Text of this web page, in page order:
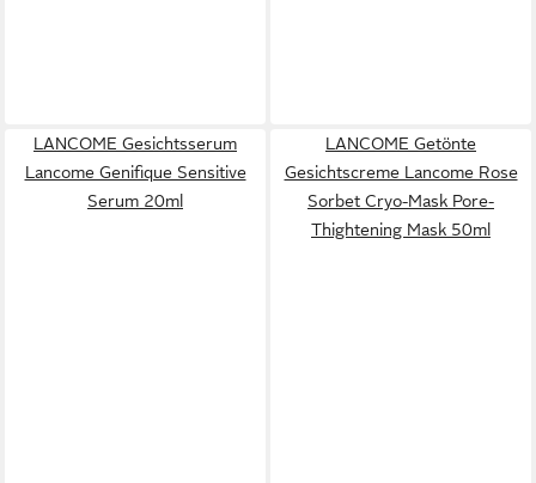
LANCOME Gesichtsserum
Lancome Genifique Sensitive
Serum 20ml
LANCOME Getönte
Gesichtscreme Lancome Rose
Sorbet Cryo-Mask Pore-
Thightening Mask 50ml